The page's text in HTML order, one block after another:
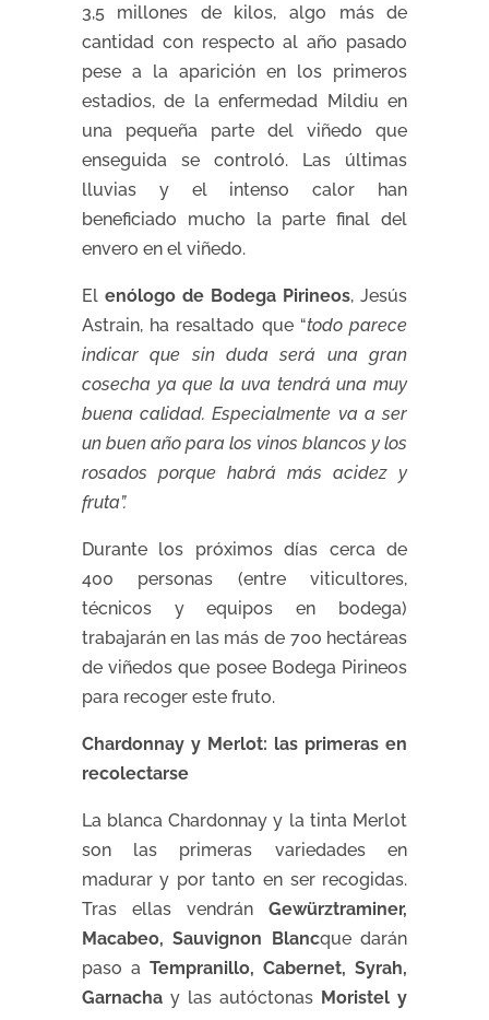
3,5 millones de kilos, algo más de
cantidad con respecto al año pasado
pese a la aparición en los primeros
estadios, de la enfermedad Mildiu en
una pequeña parte del viñedo que
enseguida se controló. Las últimas
lluvias y el intenso calor han
beneficiado mucho la parte final del
envero en el viñedo.
El enólogo de Bodega Pirineos, Jesús
Astrain, ha resaltado que “todo parece
indicar que sin duda será una gran
cosecha ya que la uva tendrá una muy
buena calidad. Especialmente va a ser
un buen año para los vinos blancos y los
rosados porque habrá más acidez y
fruta”.
Durante los próximos días cerca de
400 personas (entre viticultores,
técnicos y equipos en bodega)
trabajarán en las más de 700 hectáreas
de viñedos que posee Bodega Pirineos
para recoger este fruto.
Chardonnay y Merlot: las primeras en
recolectarse
La blanca Chardonnay y la tinta Merlot
son las primeras variedades en
madurar y por tanto en ser recogidas.
Tras ellas vendránGewürztraminer,
Macabeo, Sauvignon Blancque darán
paso a Tempranillo, Cabernet, Syrah,
Garnachay las autóctonas Moristel y